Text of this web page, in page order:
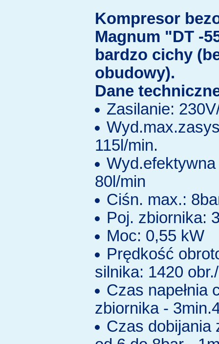
Kompresor
Magnum "DT -
bardzo cichy
obudowy).
Dane
Zasilanie:
115l/min.
80l/min
Ciśn. max.:
Poj. zbiornika:
Moc: 0,55 kW
Prędkość
silnika: 1420
Czas napełnia
zbiornika -
Czas dobijania